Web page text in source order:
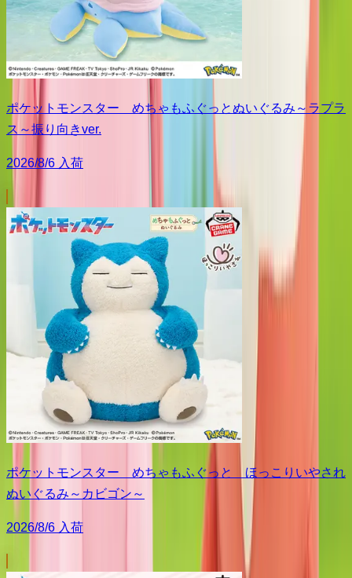
ポケットモンスター めちゃもふぐっとぬいぐるみ～ラプラ
ス～振り向きver.
2026/8/6 入荷
ポケットモンスター めちゃもふぐっと ほっこりいやされ
ぬいぐるみ～カビゴン～
2026/8/6 入荷